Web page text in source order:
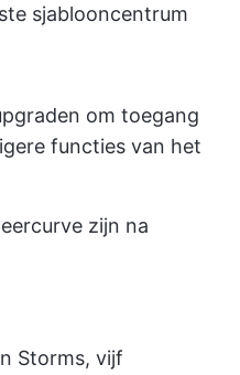
sjablooncentrum
om toegang
functies van het
zijn na
Storms, vijf